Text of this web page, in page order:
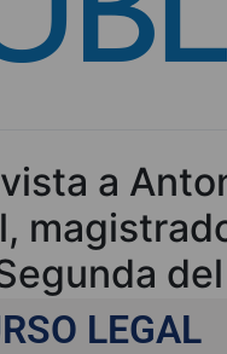
a
LEGAL